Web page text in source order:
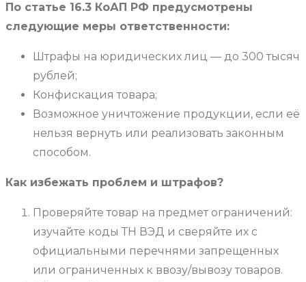
По статье 16.3 КоАП РФ предусмотрены
следующие меры ответственности:
Штрафы на юридических лиц — до 300 тысяч
рублей;
Конфискация товара;
Возможное уничтожение продукции, если её
нельзя вернуть или реализовать законным
способом.
Как избежать проблем и штрафов?
Проверяйте товар на предмет ограничений:
изучайте коды ТН ВЭД и сверяйте их с
официальными перечнями запрещенных
или ограниченных к ввозу/вывозу товаров.